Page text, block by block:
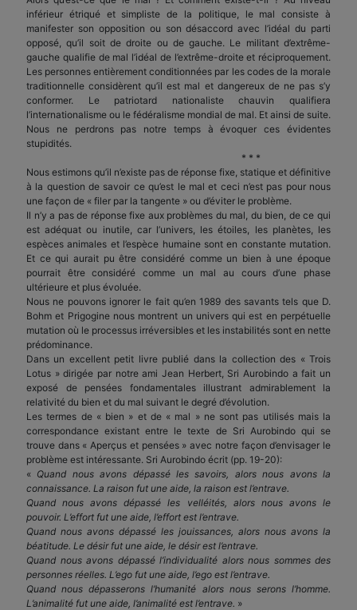
inférieur étriqué et simpliste de la politique, le mal consiste à
manifester son opposition ou son désaccord avec l’idéal du parti
opposé, qu’il soit de droite ou de gauche. Le militant d’extrême-
gauche qualifie de mal l’idéal de l’extrême-droite et réciproquement.
Les personnes entièrement conditionnées par les codes de la morale
traditionnelle considèrent qu’il est mal et dangereux de ne pas s’y
conformer. Le patriotard nationaliste chauvin qualifiera
l’internationalisme ou le fédéralisme mondial de mal. Et ainsi de suite.
Nous ne perdrons pas notre temps à évoquer ces évidentes
stupidités.
* * *
Nous estimons qu’il n’existe pas de réponse fixe, statique et définitive
à la question de savoir ce qu’est le mal et ceci n’est pas pour nous
une façon de « filer par la tangente » ou d’éviter le problème.
Il n’y a pas de réponse fixe aux problèmes du mal, du bien, de ce qui
est adéquat ou inutile, car l’univers, les étoiles, les planètes, les
espèces animales et l’espèce humaine sont en constante mutation.
Et ce qui aurait pu être considéré comme un bien à une époque
pourrait être considéré comme un mal au cours d’une phase
ultérieure et plus évoluée.
Nous ne pouvons ignorer le fait qu’en 1989 des savants tels que D.
Bohm et Prigogine nous montrent un univers qui est en perpétuelle
mutation où le processus irréversibles et les instabilités sont en nette
prédominance.
Dans un excellent petit livre publié dans la collection des « Trois
Lotus » dirigée par notre ami Jean Herbert, Sri Aurobindo a fait un
exposé de pensées fondamentales illustrant admirablement la
relativité du bien et du mal suivant le degré d’évolution.
Les termes de « bien » et de « mal » ne sont pas utilisés mais la
correspondance existant entre le texte de Sri Aurobindo qui se
trouve dans « Aperçus et pensées » avec notre façon d’envisager le
problème est intéressante. Sri Aurobindo écrit (pp. 19-20):
« Quand nous avons dépassé les savoirs, alors nous avons la
connaissance. La raison fut une aide, la raison est l’entrave.
Quand nous avons dépassé les velléités, alors nous avons le
pouvoir. L’effort fut une aide, l’effort est l’entrave.
Quand nous avons dépassé les jouissances, alors nous avons la
béatitude. Le désir fut une aide, le désir est l’entrave.
Quand nous avons dépassé l’individualité alors nous sommes des
personnes réelles. L’ego fut une aide, l’ego est l’entrave.
Quand nous dépasserons l’humanité alors nous serons l’homme.
L’animalité fut une aide, l’animalité est l’entrave. »